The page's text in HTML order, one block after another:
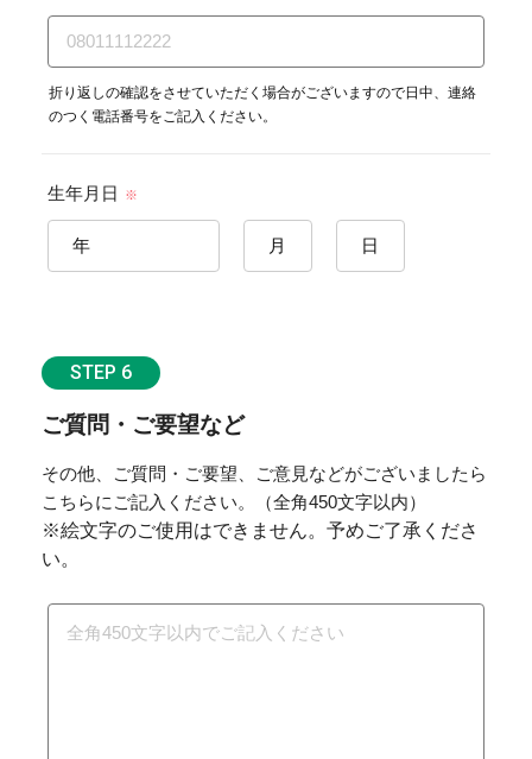
折り返しの確認をさせていただく場合がございますので日中、連絡
のつく電話番号をご記入ください。
生年月日 ※
STEP 6
ご質問・ご要望など
その他、ご質問・ご要望、ご意見などがございましたら
こちらにご記入ください。（全角450文字以内）
※絵文字のご使用はできません。予めご了承くださ
い。